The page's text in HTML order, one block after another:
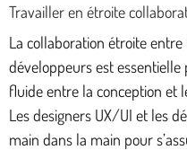
Travailler en étroite
La collaboration étroite
développeurs est
fluide entre la conception et
Les designers UX/UI et les
main dans la main pour